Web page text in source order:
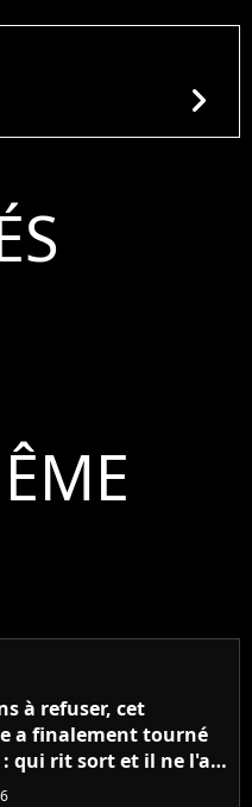
chevron_right
à refuser, cet
a finalement tourné
: qui rit sort et il ne l'a
l'argent, "J'ai